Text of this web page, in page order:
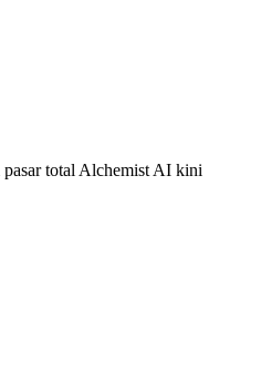
total Alchemist AI kini